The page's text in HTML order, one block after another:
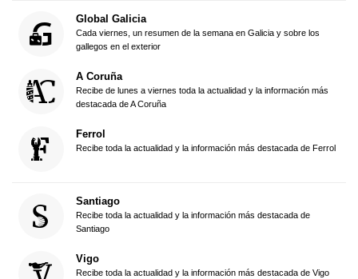
Global Galicia
Cada viernes, un resumen de la semana en Galicia y sobre los
gallegos en el exterior
A Coruña
Recibe de lunes a viernes toda la actualidad y la información más
destacada de A Coruña
Ferrol
Recibe toda la actualidad y la información más destacada de Ferrol
Santiago
Recibe toda la actualidad y la información más destacada de
Santiago
Vigo
Recibe toda la actualidad y la información más destacada de Vigo